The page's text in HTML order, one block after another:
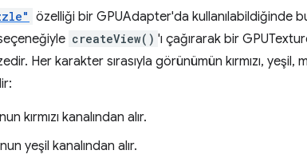
özelliği bir GPUAdapter'da kullanılabildiğinde
createView() 'ı çağırarak bir
Her karakter sırasıyla görünümün kırmızı, yeşil,
kırmızı kanalından alır.
yeşil kanalından alır.